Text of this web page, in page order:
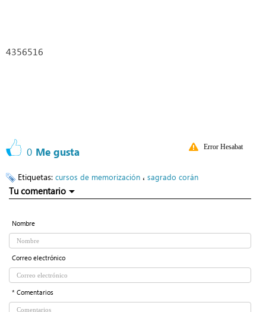
4356516
0 Me gusta Error Hesabat
Etiquetas: cursos de memorización ، sagrado corán
Tu comentario
Nombre
Correo electrónico
* Comentarios